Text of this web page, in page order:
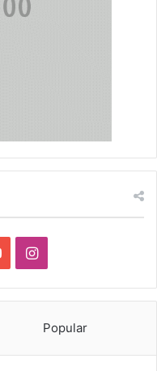
YouTubeInstagram
Popular